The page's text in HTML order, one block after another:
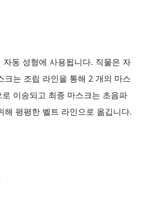
동 성형에 사용됩니다. 직물은 자
크는 조립 라인을 통해 2 개의 마스
이송되고 최종 마스크는 초음파
해 평평한 벨트 라인으로 옮깁니다.